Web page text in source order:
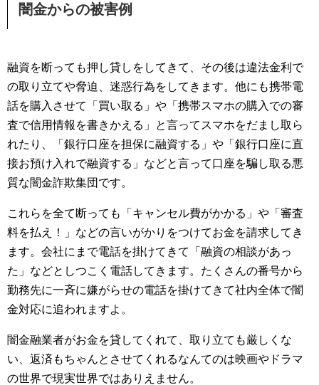
闇金からの被害例
融資を断っても押し貸しをしてきて、その後は違法金利で
の取り立てや脅迫、迷惑行為をしてきます。他にも携帯電
話を購入させて「買い取る」や「携帯スマホの購入での審
査で信用情報を書きかえる」と言ってスマホをだまし取ら
れたり、「銀行口座を担保に融資する」や「銀行口座に直
接お預け入れで融資する」などと言って口座を騙し取る悪
質な闇金詐欺集団です。
これらを全て断っても「キャンセル費がかかる」や「審査
料を払え！」などの言いがかりをつけてお金を請求してき
ます。会社にまで電話を掛けてきて「融資の相談があっ
た」などとしつこく電話してきます。たくさんの番号から
勤務先に一斉に嫌がらせの電話を掛けてきて社内全体で闇
金対応に追われますよ。
闇金融業者がお金を貸してくれて、取り立ても厳しくな
い、返済もちゃんとさせてくれるなんてのは映画やドラマ
の世界で現実世界ではありえません。